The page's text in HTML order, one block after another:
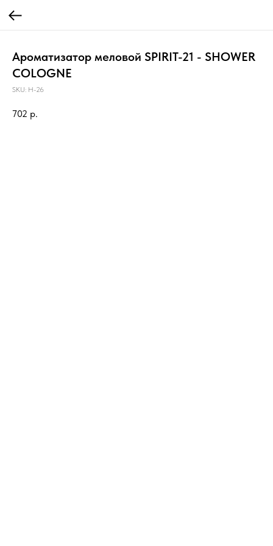
Ароматизатор меловой SPIRIT-21 - SHOWER
COLOGNE
SKU: H-26
702 р.